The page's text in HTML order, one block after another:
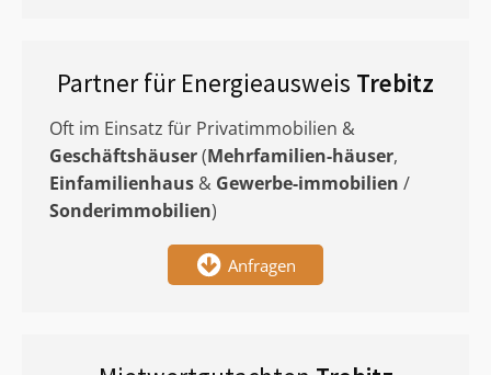
Partner für Energieausweis Trebitz
Oft im Einsatz für Privatimmobilien &
Geschäftshäuser(Mehrfamilien-häuser,
Einfamilienhaus & Gewerbe-immobilien /
Sonderimmobilien)
Anfragen